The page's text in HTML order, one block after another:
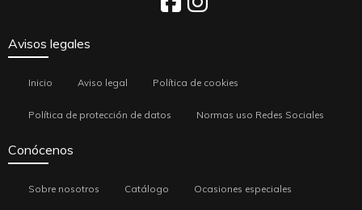
Avisos legales
Inicio Aviso legal Política de cookies
Política de protección de datos Normas uso Redes Sociales
Conócenos
Sobre nosotros Catálogo Ocasiones especiales